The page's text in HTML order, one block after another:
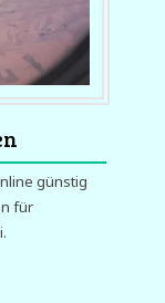
günstig
für